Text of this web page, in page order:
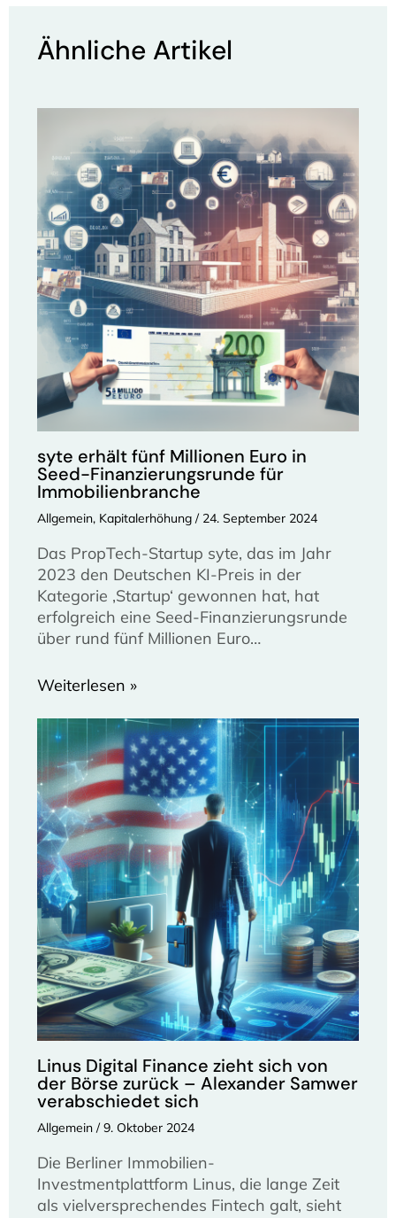
Ähnliche Artikel
syte erhält fünf Millionen Euro in
Seed-Finanzierungsrunde für
Immobilienbranche
Allgemein, Kapitalerhöhung/ 24. September 2024
Das PropTech-Startup syte, das im Jahr
2023 den Deutschen KI-Preis in der
Kategorie ‚Startup‘ gewonnen hat, hat
erfolgreich eine Seed-Finanzierungsrunde
über rund fünf Millionen Euro…
Weiterlesen »
Linus Digital Finance zieht sich von
der Börse zurück – Alexander Samwer
verabschiedet sich
Allgemein/9. Oktober 2024
Die Berliner Immobilien-
Investmentplattform Linus, die lange Zeit
als vielversprechendes Fintech galt, sieht